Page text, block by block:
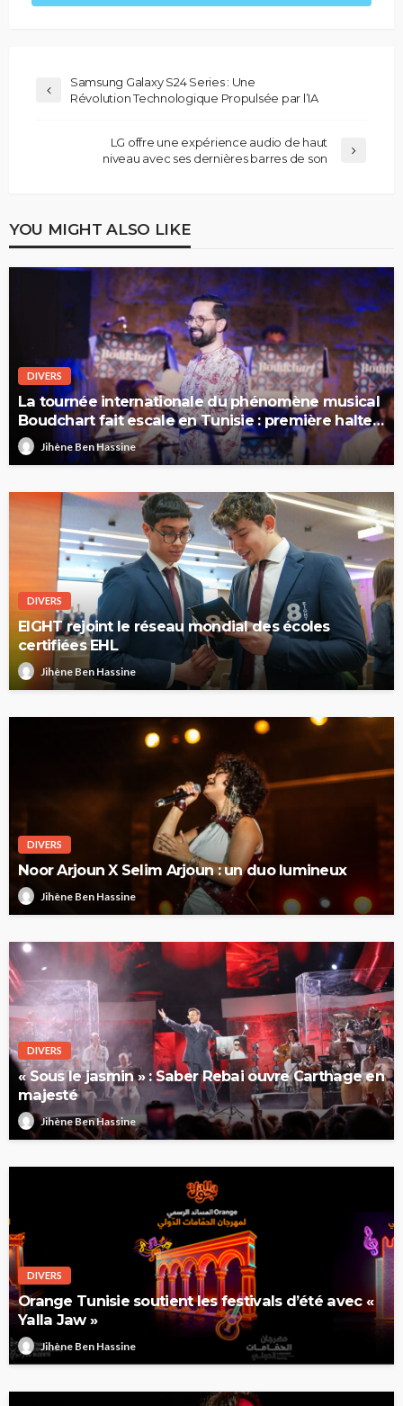
Samsung Galaxy S24 Series : Une
Révolution Technologique Propulsée par l’IA
LG offre une expérience audio de haut
niveau avec ses dernières barres de son
YOU MIGHT ALSO LIKE
DIVERS
La tournée internationale du phénomène musical
Boudchart fait escale en Tunisie : première halte
à SfaxJihène Ben Hassine
DIVERS
EIGHT rejoint le réseau mondial des écoles
certifiées EHL
Jihène Ben Hassine
DIVERS
Noor Arjoun X Selim Arjoun : un duo lumineux
Jihène Ben Hassine
DIVERS
« Sous le jasmin » : Saber Rebai ouvre Carthage en
majesté
Jihène Ben Hassine
DIVERS
Orange Tunisie soutient les festivals d’été avec «
Yalla Jaw »
Jihène Ben Hassine